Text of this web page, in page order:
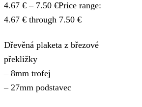
4.67 € – 7.50 €Price range:
4.67 € through 7.50 €
Dřevěná plaketa z březové
překližky
– 8mm trofej
– 27mm podstavec